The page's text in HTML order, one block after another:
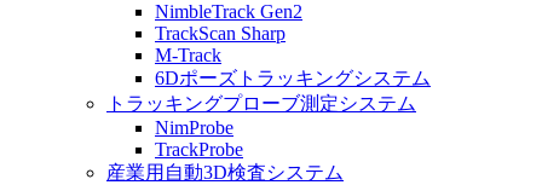
NimbleTrack Gen2
TrackScan Sharp
M-Track
6Dポーズトラッキングシステム
トラッキングプローブ測定システム
NimProbe
TrackProbe
産業用自動3D検査システム